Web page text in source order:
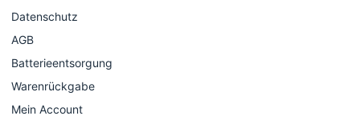
Datenschutz
AGB
Batterieentsorgung
Warenrückgabe
Mein Account